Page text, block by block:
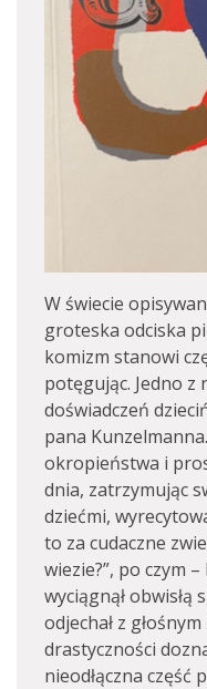
W świecie
groteska odciska
komizm stanowi
potęgując. Jedno z
doświadczeń
pana
okropieństwa i
dnia, zatrzymując
dziećmi,
to za cudaczne
wiezie?”, po czym
wyciągnął
odjechał z
drastyczności
nieodłączna część